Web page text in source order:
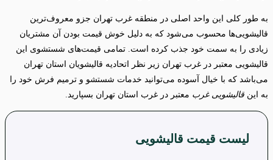
به طور کلی این واحد اصلی در منطقه غرب تهران جزو معروف‌ترین
قالیشویی‌ها محسوب می‌شود که به دلیل خوش قیمت بودن آن مشتریان
زیادی را به سمت خود جذب کرده است. تمامی قیمت‌های شستشوی این
قالیشویی معتبر در غرب تهران زیر نظر اتحادیه قالیشویان استان تهران
می‌باشد که با خیال آسوده می‌توانید خدمات شستشو و ترمیم فرش خود را
به این قالیشویی غرب معتبر در غرب استان تهران بسپارید.
لیست قیمت قالیشویی